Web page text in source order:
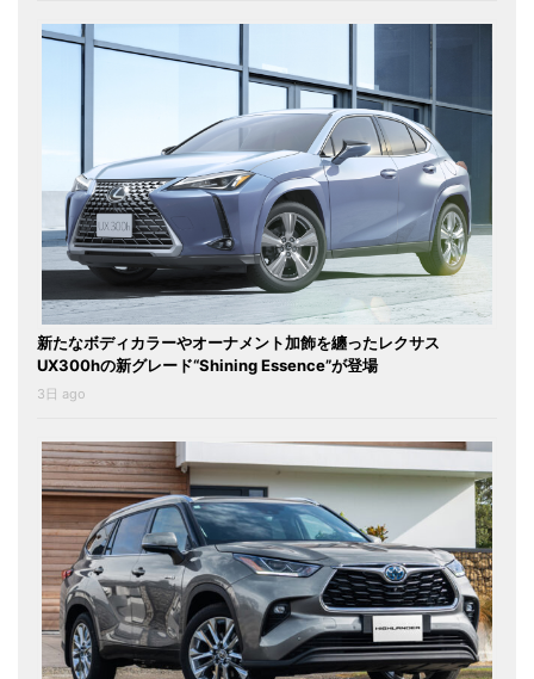
新たなボディカラーやオーナメント加飾を纏ったレクサス
UX300hの新グレード“Shining Essence”が登場
3日 ago